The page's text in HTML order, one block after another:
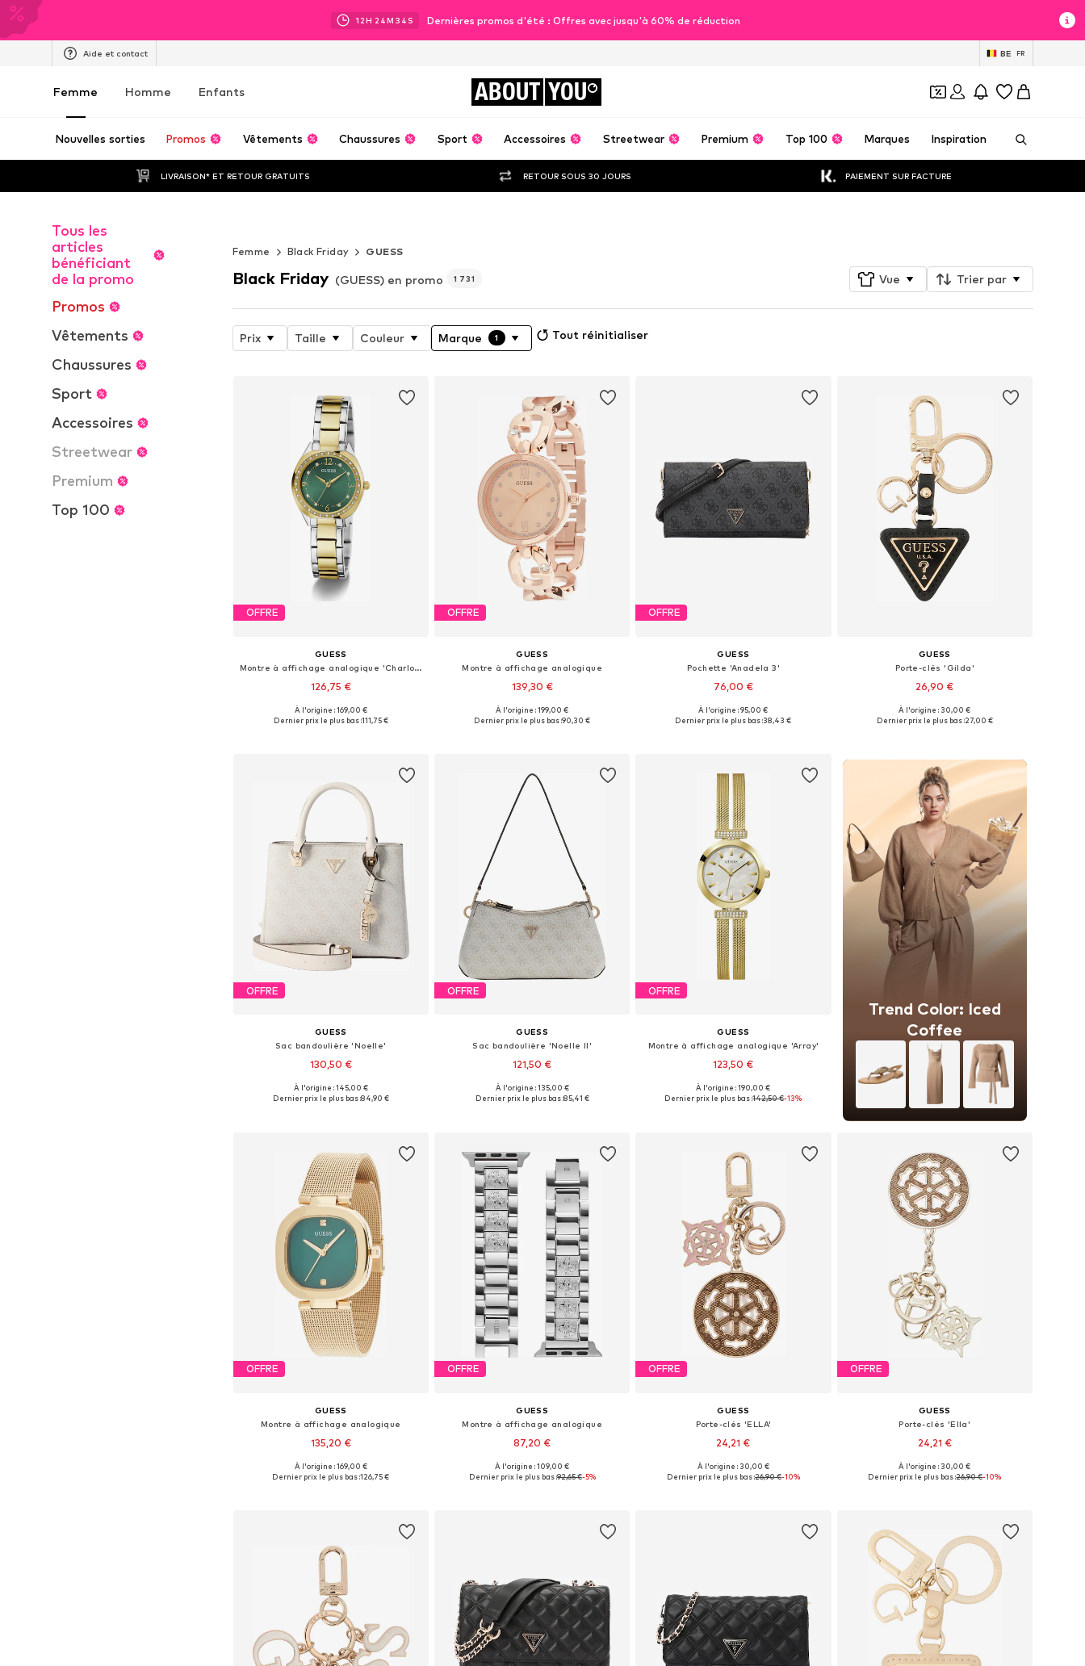
12H 24M 31 S Dernières promos d'été : Offres avec jusqu'à 60% de réduction
Aide et contact BE FR
Femme Homme Enfants ABOUT YOU
Nouvelles sorties Promos Vêtements Chaussures Sport Accessoires Streetwear Premium Top 100 Marques Inspiration
LIVRAISON* ET RETOUR GRATUITS RETOUR SOUS 30 JOURS PAIEMENT SUR FACTURE
Tous les
articles
bénéficiant
de la promo
Promos
Vêtements
Chaussures
Sport
Accessoires
Streetwear
Premium
Top 100
Femme
Black Friday GUESS
Black Friday (GUESS) en promo 1 731 Vue Trier par
Prix Taille Couleur Marque 1 Tout réinitialiser
OFFRE
GUESS
Montre à affichage analogique 'Charlotte'
126,75 €
Tailles disponibles: One Size
À l'origine : 169,00 €
Dernier prix le plus bas :111,75 €
OFFRE
GUESS
Montre à affichage analogique
139,30 €
Tailles disponibles: One Size
À l'origine : 199,00 €
Dernier prix le plus bas :90,30 €
OFFRE
GUESS
Pochette 'Anadela 3'
76,00 €
Tailles disponibles: One Size
À l'origine : 95,00 €
Dernier prix le plus bas :38,43 €
GUESS
Porte-clés 'Gilda'
26,90 €
Tailles disponibles: One Size
À l'origine : 30,00 €
Dernier prix le plus bas :27,00 €
OFFRE
GUESS
Sac bandoulière 'Noelle'
130,50 €
+3
Tailles disponibles: One Size
À l'origine : 145,00 €
Dernier prix le plus bas :84,90 €
OFFRE
GUESS
Sac bandoulière 'Noelle II'
121,50 €
Tailles disponibles: One Size
À l'origine : 135,00 €
Dernier prix le plus bas :85,41 €
OFFRE
GUESS
Montre à affichage analogique 'Array'
123,50 €
Tailles disponibles: One Size
À l'origine : 190,00 €
Dernier prix le plus bas :142,50 €-13%
Trend Color: Iced
Coffee
OFFRE
GUESS
Montre à affichage analogique
135,20 €
Tailles disponibles: One Size
À l'origine : 169,00 €
Dernier prix le plus bas :126,75 €
OFFRE
GUESS
Montre à affichage analogique
87,20 €
Tailles disponibles: One Size
À l'origine : 109,00 €
Dernier prix le plus bas :92,65 €-5%
OFFRE
GUESS
Porte-clés 'ELLA'
24,21 €
Tailles disponibles: One Size
À l'origine : 30,00 €
Dernier prix le plus bas :26,90 €-10%
OFFRE
GUESS
Porte-clés 'Ella'
24,21 €
Tailles disponibles: One Size
À l'origine : 30,00 €
Dernier prix le plus bas :26,90 €-10%